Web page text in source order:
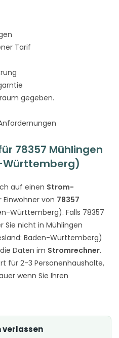
Tarif
gegeben.
78357 Mühlingen
Württemberg)
auf einen Strom-
von 78357
Württemberg). Falls 78357
Sie nicht in Mühlingen
Baden-Württemberg)
Daten im Stromrechner.
für 2-3 Personenhaushalte,
wenn Sie Ihren
verlassen